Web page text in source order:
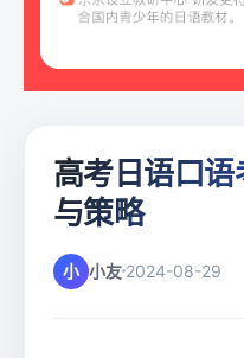
高考日语口
与策略
小 小友 2024-08-29